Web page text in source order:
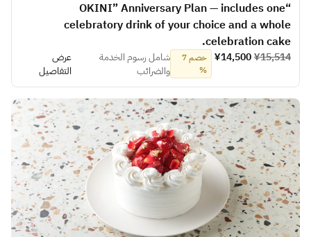
“OKINI” Anniversary Plan — includes one
celebratory drink of your choice and a whole
celebration cake.
¥15,514
¥14,500
خصم 7
%
شامل رسوم الخدمة
والضرائب
عرض
التفاصيل